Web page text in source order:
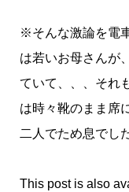
※そんな激論を電
は若いお母さんが
ていて、、、それ
は時々靴のまま席
二人でため息でし
This post is also